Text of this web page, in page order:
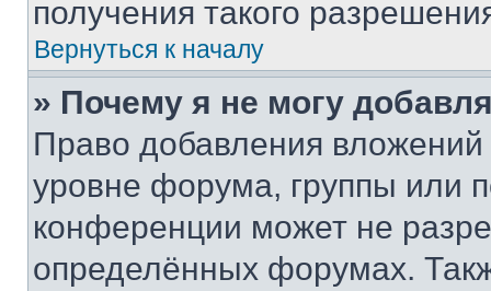
получения такого
Вернуться к началу
» Почему я не могу
Право добавления
уровне форума, группы или
конференции может не
определённых форумах.